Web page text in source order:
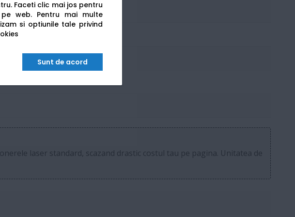
Faceti clic mai jos pentru
web. Pentru mai multe
si optiunile tale privind
Sunt de acord
2.0
laser standard, scazand drastic costul tau pe pagina. Unitatea de